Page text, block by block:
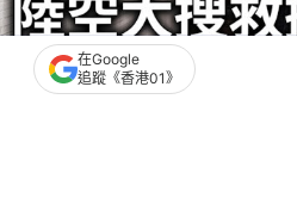
在Google
追蹤《香港01》